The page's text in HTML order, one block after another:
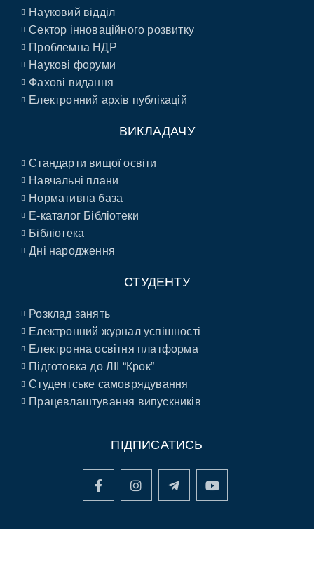
Науковий відділ
Сектор інноваційного розвитку
Проблемна НДР
Наукові форуми
Фахові видання
Електронний архів публікацій
ВИКЛАДАЧУ
Стандарти вищої освіти
Навчальні плани
Нормативна база
E-каталог Бібліотеки
Бібліотека
Дні народження
СТУДЕНТУ
Розклад занять
Електронний журнал успішності
Електронна освітня платформа
Підготовка до ЛІІ “Крок”
Студентське самоврядування
Працевлаштування випускників
ПІДПИСАТИСЬ